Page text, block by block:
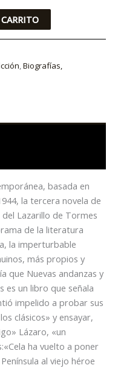
,Biografías,
basada en
la tercera novela de
del Lazarillo de Tormes
de la literatura
la imperturbable
más propios y
que Nuevas andanzas y
es un libro que señala
impelido a probar sus
clásicos» y ensayar,
Lázaro, «un
ha vuelto a poner
al viejo héroe